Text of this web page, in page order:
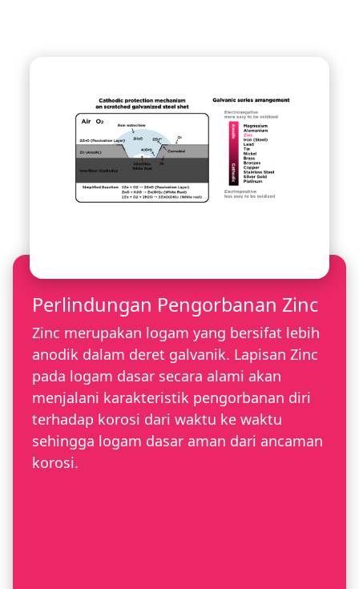
Perlindungan Pengorbanan Zinc
Zinc merupakan logam yang bersifat lebih
anodik dalam deret galvanik. Lapisan Zinc
pada logam dasar secara alami akan
menjalani karakteristik pengorbanan diri
terhadap korosi dari waktu ke waktu
sehingga logam dasar aman dari ancaman
korosi.